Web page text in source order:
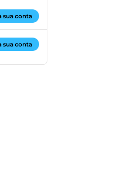
sua conta
sua conta